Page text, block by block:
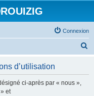
Connexion
d’utilisation
ci-après par « nous »,
et